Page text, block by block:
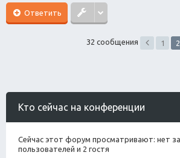
Ответить
32 сообщения 1 2
Кто сейчас на конференции
Сейчас этот форум просматривают: нет
пользователей и 2 гостя